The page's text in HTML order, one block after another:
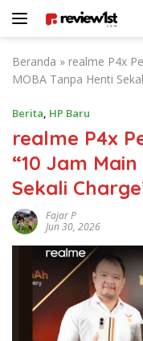
Beranda » realme P4x
MOBA Tanpa Henti
Berita, HP Baru
realme P4x
“10 Jam
Sekali
Fajar P
Jun 30, 2026